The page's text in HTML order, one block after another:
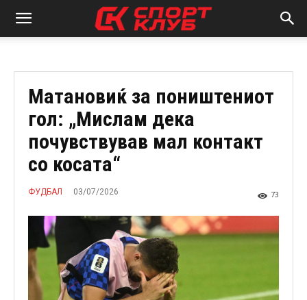
Матановиќ за поништениот
гол: „Мислам дека
почувствував мал контакт
со косата“
ФУДБАЛ 03/07/2026 73